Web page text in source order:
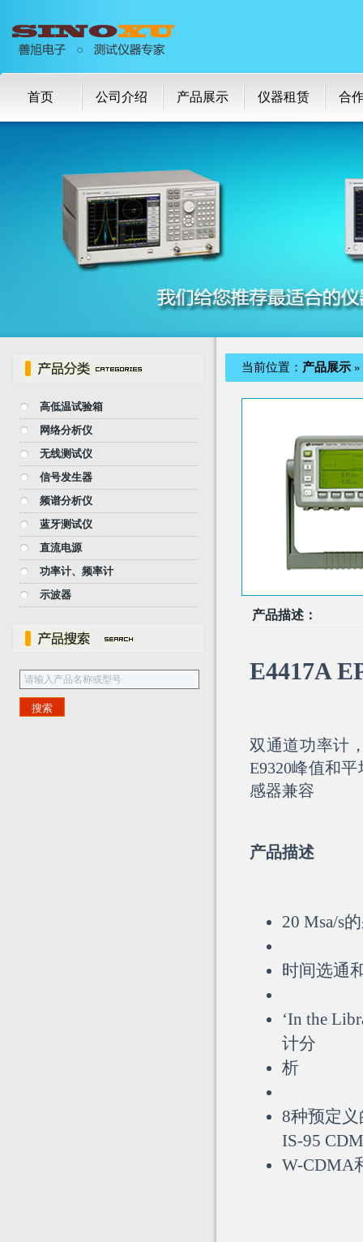
首页 公司介绍 产品展示 仪器租赁 合
高低温试验箱
网络分析仪
无线测试仪
信号发生器
频谱分析仪
蓝牙测试仪
直流电源
功率计、频率计
示波器
当前位置： 产品展示 »
产品描述：
E4417A
双通道功率计
E9320峰值和
感器兼容
产品描述
20 Msa/s
时间选通
‘In the
计分
析
8种预定
IS-95
W-CDMA